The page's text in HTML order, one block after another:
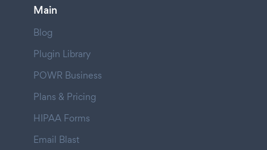
Main
Blog
Plugin Library
POWR Business
Plans & Pricing
HIPAA Forms
Email Blast